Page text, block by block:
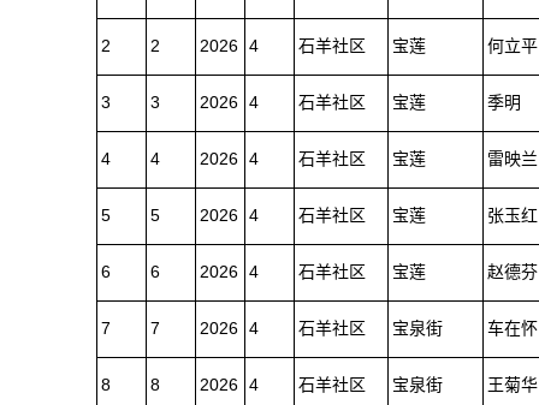
2 2 2026 4 石羊社区 宝莲 何立平
3 3 2026 4 石羊社区 宝莲 季明
4 4 2026 4 石羊社区 宝莲 雷映兰
5 5 2026 4 石羊社区 宝莲 张玉红
6 6 2026 4 石羊社区 宝莲 赵德芬
7 7 2026 4 石羊社区 宝泉街 车在怀
8 8 2026 4 石羊社区 宝泉街 王菊华